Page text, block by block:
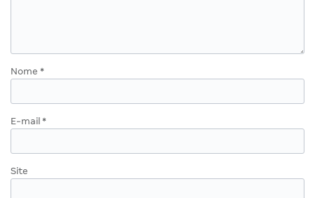
Nome *
E-mail *
Site